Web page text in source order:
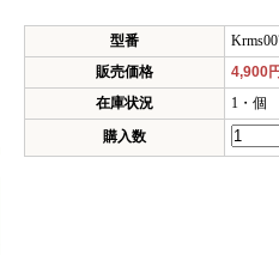
型番
販売価格
4,900
在庫状況
1・個
購入数